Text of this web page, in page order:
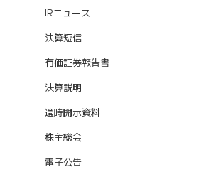
IRニュース
決算短信
有価証券報告書
決算説明
適時開示資料
株主総会
電子公告